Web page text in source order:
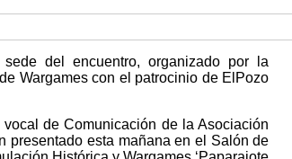
del encuentro, organizado por la
Wargames con el patrocinio de ElPozo
de Comunicación de la Asociación
presentado esta mañana en el Salón de